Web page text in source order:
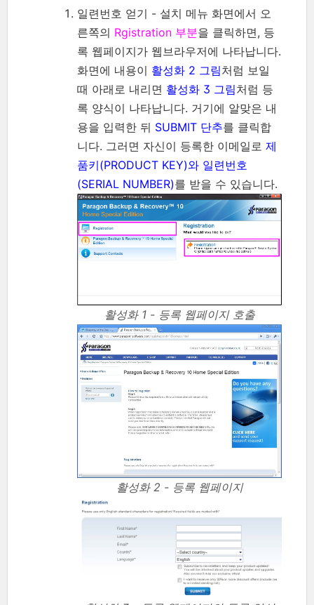
일련번호 얻기 - 설치 메뉴 화면에서 오
른쪽의 Rgistration 부분을 클릭하면, 등
록 웹페이지가 웹브라우저에 나타납니다.
화면에 내용이 활성화 2 그림처럼 보일
때 아래로 내리면 활성화 3 그림처럼 등
록 양식이 나타납니다. 거기에 알맞은 내
용을 입력한 뒤 SUBMIT 단추를 클릭합
니다. 그러면 자신이 등록한 이메일로 제
품키(PRODUCT KEY)와 일련번호
(SERIAL NUMBER)를 받을 수 있습니다.
활성화 1 - 등록 웹페이지 호출
활성화 2 - 등록 웹페이지